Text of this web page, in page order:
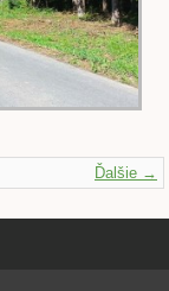
Ďalšie →